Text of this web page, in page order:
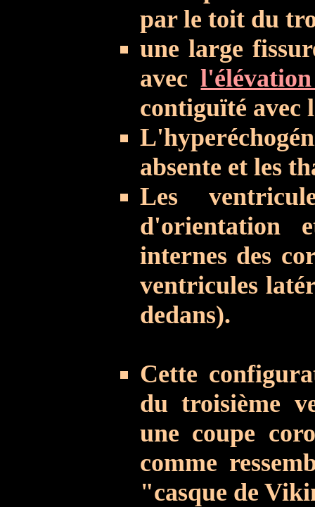
par le toit du
une large
avec
contiguïté avec
absente et les
Les
d'orientation
internes des
ventricules
dedans).
Cette
du troisième
une coupe
comme
"casque de